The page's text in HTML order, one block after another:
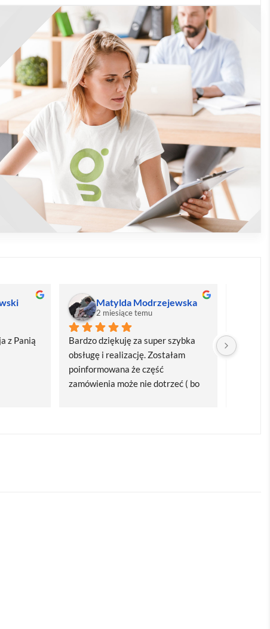
z Panią
Matylda Modrzejewska
2 miesiące temu
Bardzo dziękuję za super szybka
obsługę i realizację. Zostałam
poinformowana że część
zamówienia może nie dotrzeć ( bo
Bardzo